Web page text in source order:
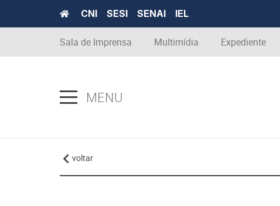
CNI SESI SENAI IEL
Sala de Imprensa Multimídia Expediente
MENU
voltar